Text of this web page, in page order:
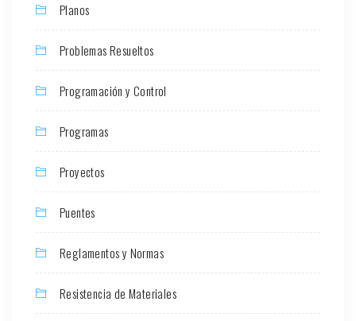
Planos
Problemas Resueltos
Programación y Control
Programas
Proyectos
Puentes
Reglamentos y Normas
Resistencia de Materiales